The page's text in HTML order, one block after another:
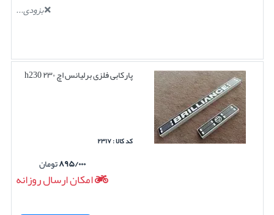
بزودی...
پارکابی فلزی برلیانس اچ ۲۳۰ h230
کد کالا : ۲۳۱۷
۸۹۵/۰۰۰تومان
امکان ارسال روزانه